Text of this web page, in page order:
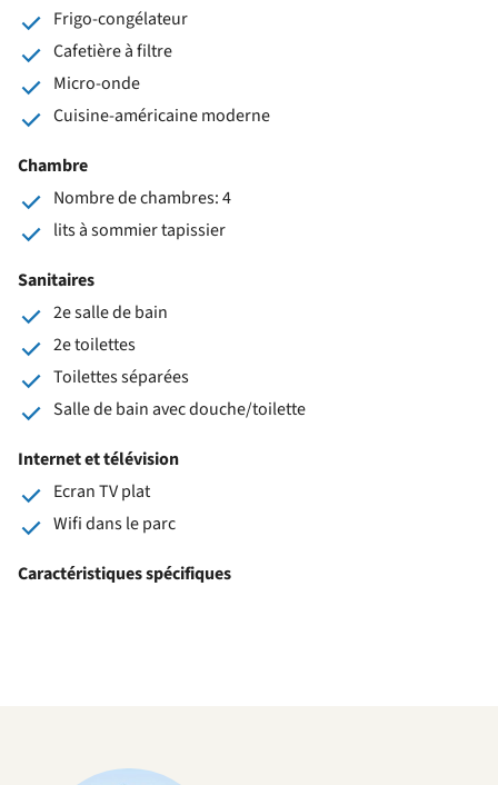
Frigo-congélateur
Cafetière à filtre
Micro-onde
Cuisine-américaine moderne
Chambre
Nombre de chambres: 4
lits à sommier tapissier
Sanitaires
2e salle de bain
2e toilettes
Toilettes séparées
Salle de bain avec douche/toilette
Internet et télévision
Ecran TV plat
Wifi dans le parc
Caractéristiques spécifiques